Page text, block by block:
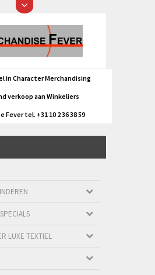
in Character Merchandising
verkoop aan Winkeliers
Fever tel. +31 10 2 36 38 59
LUXE TEXTIEL